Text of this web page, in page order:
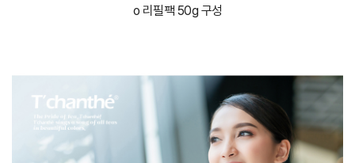
o 리필팩 50g 구성